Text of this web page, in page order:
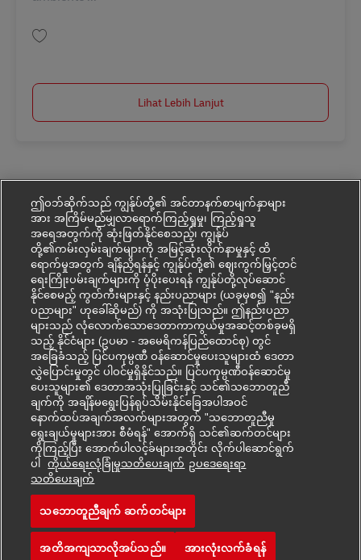
Mohon kerjaya ini
Simpan kerjaya
Lihat Lebih Lanjut
ဤဝဘ်ဆိုက်သည် ကျွန်ုပ်တို့၏ အင်တာနက်စာမျက်နှာများ
အား အကြိမ်မည်မျှလာရောက်ကြည့်ရှုမှု၊ ကြည့်ရှုသူ
အရေအတွက်ကို ဆုံးဖြတ်နိုင်စေသည့်၊ ကျွန်ုပ်
တို့၏ကမ်းလှမ်းချက်များကို အမြင့်ဆုံးလိုက်နာမှုနှင့် ထိ
ရောက်မှုအတွက် ချိန်ညှိရန်နှင့် ကျွန်ုပ်တို့၏ ဈေးကွက်မြှင့်တင်
ရေးကြိုးပမ်းချက်များကို ပံ့ပိုးပေးရန် ကျွန်ုပ်တို့လုပ်ဆောင်
နိုင်စေမည့် ကွတ်ကီးများနှင့် နည်းပညာများ (ယခုမှစ၍ "နည်း
ပညာများ" ဟုခေါ်ဆိုမည်) ကို အသုံးပြုသည်။ ဤနည်းပညာ
များသည် လုံလောက်သောဒေတာကာကွယ်မှုအဆင့်တစ်ခုမရှိ
သည့် နိုင်ငံများ (ဥပမာ - အမေရိကန်ပြည်ထောင်စု) တွင်
အခြေခံသည့် ပြင်ပကုမ္ပဏီ ဝန်ဆောင်မှုပေးသူများထံ ဒေတာ
လွှဲပြောင်းမှုတွင် ပါဝင်မှုရှိနိုင်သည်။ ပြင်ပကုမ္ပဏီဝန်ဆောင်မှု
ပေးသူများ၏ ဒေတာအသုံးပြုခြင်းနှင့် သင်၏သဘောတူညီ
ချက်ကို အချိန်မရွေးပြန်ရုပ်သိမ်းနိုင်ခြေအပါအဝင်
နောက်ထပ်အချက်အလက်များအတွက် "သဘောတူညီမှု
ရွေးချယ်မှုများအား စီမံရန်" အောက်ရှိ သင်၏ဆက်တင်များ
ကိုကြည့်ပြီး အောက်ပါလင့်ခ်များအတိုင်း လိုက်ပါဆောင်ရွက်
ပါ
ကိုယ်ရေးလုံခြုံမှုသတိပေးချက် ဥပ‌ဒေရေးရာ
သတိပေးချက်
သဘောတူညီချက် ဆက်တင်များ
အတိအကျသာလိုအပ်သည်။ အားလုံးလက်ခံရန်